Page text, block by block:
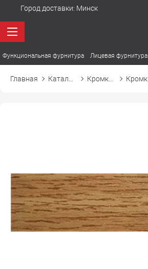
Город доставки: Минск
Функциональная фурнитура Лицевая фурнитура
Главная